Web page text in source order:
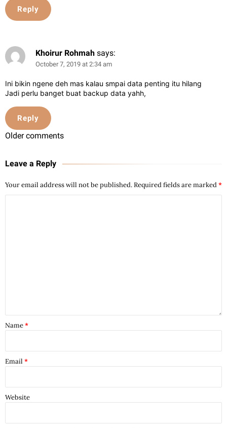
Reply
Khoirur Rohmah says:
October 7, 2019 at 2:34 am
Ini bikin ngene deh mas kalau smpai data penting itu hilang
Jadi perlu banget buat backup data yahh,
Reply
Older comments
Leave a Reply
Your email address will not be published.Required fields are marked*
Name*
Email *
Website